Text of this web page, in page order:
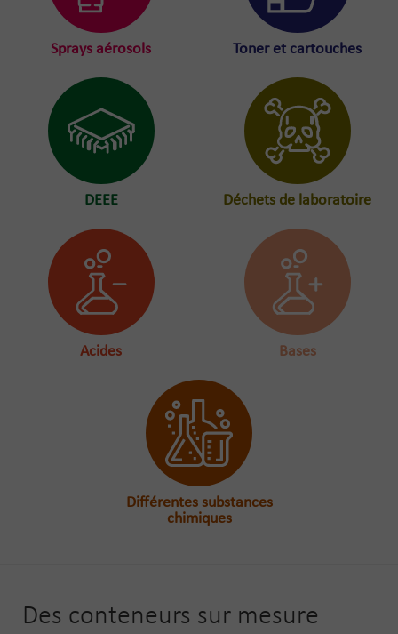
Sprays aérosols Toner et cartouches
DEEE Déchets de laboratoire
Acides Bases
Différentes substances
chimiques
Des conteneurs sur mesure